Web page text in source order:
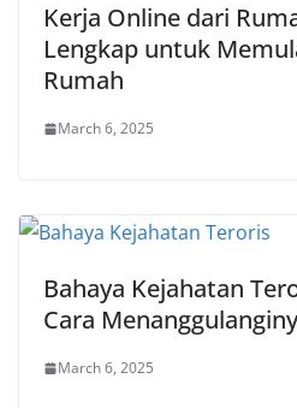
Kerja Online dari
Lengkap untuk
Rumah
March 6, 2025
Bahaya Kejahatan
Cara
March 6, 2025